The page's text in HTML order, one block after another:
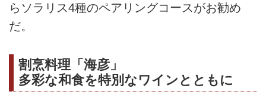
らソラリス4種のペアリングコースがお勧め
だ。
割烹料理「海彦」
多彩な和食を特別なワインとともに